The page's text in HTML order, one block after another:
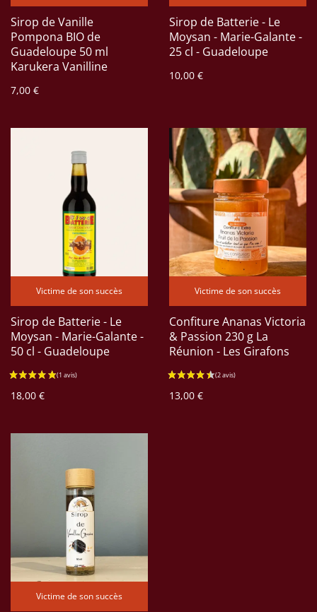
Sirop de Vanille
Pompona BIO de
Guadeloupe 50 ml
Karukera Vanilline
7,00 €
Sirop de Batterie - Le
Moysan - Marie-Galante -
25 cl - Guadeloupe
10,00 €
Victime de son succès
Sirop de Batterie - Le
Moysan - Marie-Galante -
50 cl - Guadeloupe
18,00 €
Victime de son succès
Confiture Ananas Victoria
& Passion 230 g La
Réunion - Les Girafons
13,00 €
Victime de son succès